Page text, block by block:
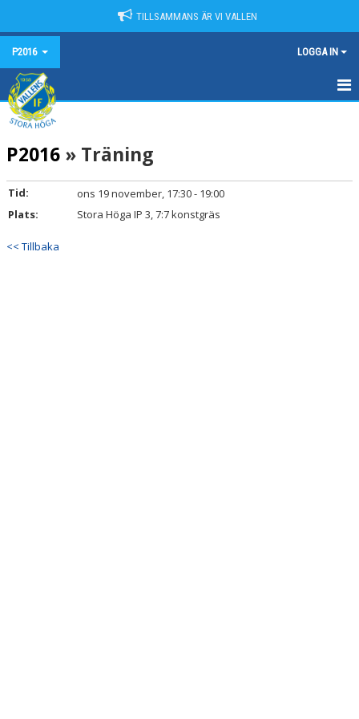
TILLSAMMANS ÄR VI VALLEN
P2016 LOGGA IN
HEM
NYHETER
KALENDER
MATCHER
TRUPPEN
P2016 » Träning
Tid:
ons 19 november, 17:30 - 19:00
Plats:
Stora Höga IP 3, 7:7 konstgräs
<< Tillbaka